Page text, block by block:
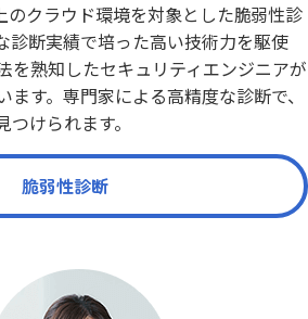
クラウド環境を対象とした脆弱性診
診断実績で培った高い技術力を駆使
を熟知したセキュリティエンジニアが
す。専門家による高精度な診断で、
けられます。
脆弱性診断